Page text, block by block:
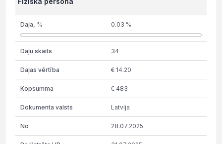
0.03 %
34
€ 14.20
€ 483
Latvija
28.07.2025